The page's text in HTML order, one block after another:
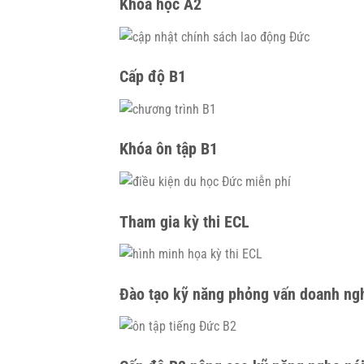
Khóa học A2
Cấp độ B1
Khóa ôn tập B1
Tham gia kỳ thi ECL
Đào tạo kỹ năng phỏng vấn doanh